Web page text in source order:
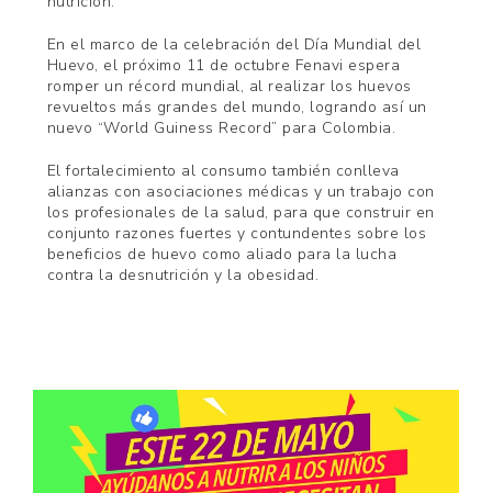
En el marco de la celebración del Día Mundial del
Huevo, el próximo 11 de octubre Fenavi espera
romper un récord mundial, al realizar los huevos
revueltos más grandes del mundo, logrando así un
nuevo “World Guiness Record” para Colombia.
El fortalecimiento al consumo también conlleva
alianzas con asociaciones médicas y un trabajo con
los profesionales de la salud, para que construir en
conjunto razones fuertes y contundentes sobre los
beneficios de huevo como aliado para la lucha
contra la desnutrición y la obesidad.